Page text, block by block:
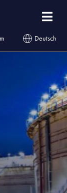
Deutsch
II etapu